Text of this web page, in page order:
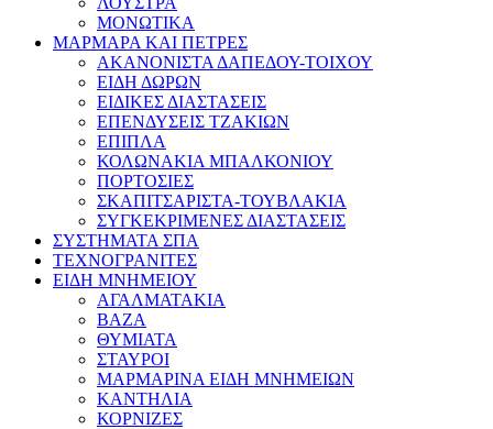
ΜΟΝΩΤΙΚΑ
ΜΑΡΜΑΡΑ ΚΑΙ ΠΕΤΡΕΣ
ΑΚΑΝΟΝΙΣΤΑ ΔΑΠΕΔΟΥ-ΤΟΙΧΟΥ
ΕΙΔΗ ΔΩΡΩΝ
ΕΙΔΙΚΕΣ ΔΙΑΣΤΑΣΕΙΣ
ΕΠΕΝΔΥΣΕΙΣ ΤΖΑΚΙΩΝ
ΕΠΙΠΛΑ
ΚΟΛΩΝΑΚΙΑ ΜΠΑΛΚΟΝΙΟΥ
ΠΟΡΤΟΣΙΕΣ
ΣΚΑΠΙΤΣΑΡΙΣΤΑ-ΤΟΥΒΛΑΚΙΑ
ΣΥΓΚΕΚΡΙΜΕΝΕΣ ΔΙΑΣΤΑΣΕΙΣ
ΣΥΣΤΗΜΑΤΑ ΣΠΑ
ΤΕΧΝΟΓΡΑΝΙΤΕΣ
ΕΙΔΗ ΜΝΗΜΕΙΟΥ
ΑΓΑΛΜΑΤΑΚΙΑ
ΒΑΖΑ
ΘΥΜΙΑΤΑ
ΣΤΑΥΡΟΙ
ΜΑΡΜΑΡΙΝΑ ΕΙΔΗ ΜΝΗΜΕΙΩΝ
ΚΑΝΤΗΛΙΑ
ΚΟΡΝΙΖΕΣ